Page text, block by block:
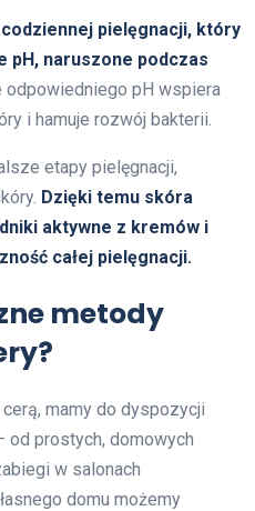
pielęgnacji, który
pH, naruszone podczas
odpowiedniego pH wspiera
i hamuje rozwój bakterii.
etapy pielęgnacji,
Dzięki temu skóra
aktywne z kremów i
całej pielęgnacji.
metody
mamy do dyspozycji
prostych, domowych
w salonach
domu możemy